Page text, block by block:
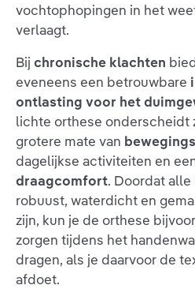
vochtophopingen in het
verlaagt.
Bij chronische klachten
eveneens een betrouwbare
ontlasting voor het
lichte orthese onderscheidt
grotere mate van
dagelijkse activiteiten en
draagcomfort. Doordat
robuust, waterdicht en
zijn, kun je de orthese
zorgen tijdens het
dragen, als je daarvoor de
afdoet.